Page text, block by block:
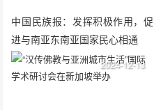
中国民族报：发挥积极作用，促
进与南亚东南亚国家民心相通
2024-12-13